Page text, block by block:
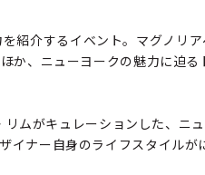
紹介するイベント。マグノリ
か、ニューヨークの魅力に迫
ムがキュレーションした、ニ
イナー自身のライフスタイルが